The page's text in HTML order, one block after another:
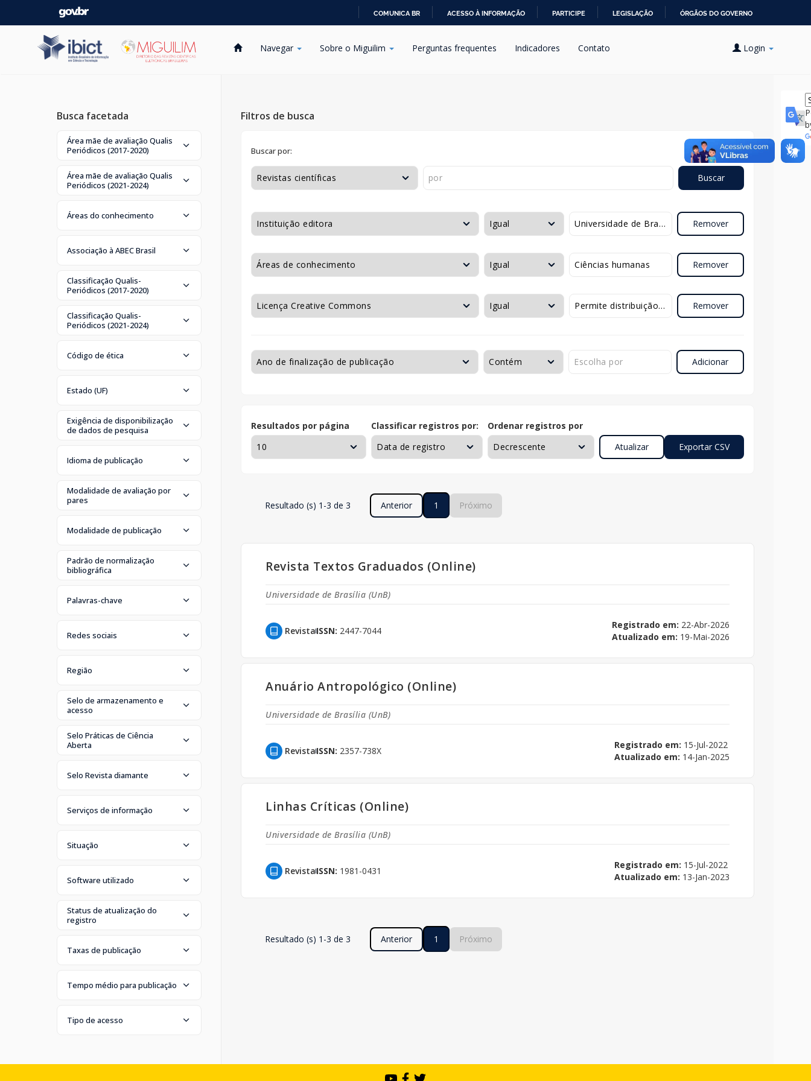
PARA
COMUNICA BR ACESSO À INFORMAÇÃO PARTICIPE LEGISLAÇÃO ÓRGÃOS DO GOVERNO
Navegar Sobre o Miguilim Perguntas frequentes Indicadores Contato Login
Busca facetada
Área mãe de avaliação Qualis
Periódicos (2017-2020)
Área mãe de avaliação Qualis
Periódicos (2021-2024)
Áreas do conhecimento
Associação à ABEC Brasil
Classificação Qualis-
Periódicos (2017-2020)
Classificação Qualis-
Periódicos (2021-2024)
Código de ética
Estado (UF)
Exigência de disponibilização
de dados de pesquisa
Idioma de publicação
Modalidade de avaliação por
pares
Modalidade de publicação
Padrão de normalização
bibliográfica
Palavras-chave
Redes sociais
Região
Selo de armazenamento e
acesso
Selo Práticas de Ciência
Aberta
Selo Revista diamante
Serviços de informação
Situação
Software utilizado
Status de atualização do
registro
Taxas de publicação
Tempo médio para publicação
Tipo de acesso
Filtros de busca
Buscar por:
Buscar
Remover
Remover
Remover
Adicionar
Resultados por página Classificar registros por: Ordenar registros por
Resultado (s) 1-3 de 3 Anterior 1 Próximo
Revista Textos Graduados (Online)
Universidade de Brasília (UnB)
RevistaISSN: 2447-7044
Registrado em: 22-Abr-2026
Atualizado em: 19-Mai-2026
Anuário Antropológico (Online)
Universidade de Brasília (UnB)
RevistaISSN: 2357-738X
Registrado em: 15-Jul-2022
Atualizado em: 14-Jan-2025
Linhas Críticas (Online)
Universidade de Brasília (UnB)
RevistaISSN: 1981-0431
Registrado em: 15-Jul-2022
Atualizado em: 13-Jan-2023
Resultado (s) 1-3 de 3 Anterior 1 Próximo